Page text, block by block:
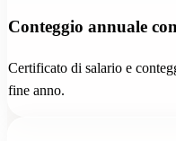
Conteggio annuale
Certificato di salario e
fine anno.